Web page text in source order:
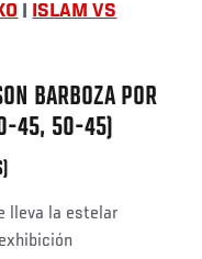
ISLAM VS
BARBOZA POR
45, 50-45)
lleva la estelar